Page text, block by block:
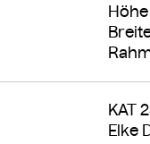
KAT
Elke